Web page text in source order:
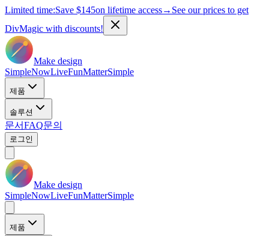
Limited time:Save $145on lifetime access→ See our prices to get
DivMagic with discounts!
Make design
SimpleNowLiveFunMatterSimple
제품
솔루션
문서FAQ문의
로그인
Make design
SimpleNowLiveFunMatterSimple
제품